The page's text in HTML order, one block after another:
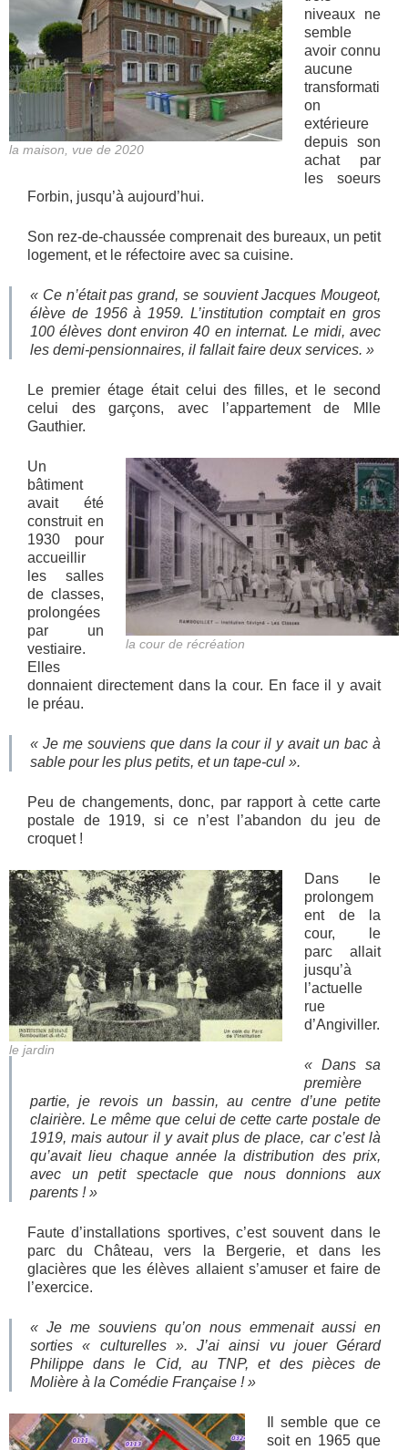
la maison, vue de 2020
niveaux ne
semble
avoir connu
aucune
transformati
on
extérieure
depuis son
achat par
les soeurs
Forbin, jusqu’à aujourd’hui.
Son rez-de-chaussée comprenait des bureaux, un petit
logement, et le réfectoire avec sa cuisine.
« Ce n’était pas grand, se souvient Jacques Mougeot,
élève de 1956 à 1959. L’institution comptait en gros
100 élèves dont environ 40 en internat. Le midi, avec
les demi-pensionnaires, il fallait faire deux services. »
Le premier étage était celui des filles, et le second
celui des garçons, avec l’appartement de Mlle
Gauthier.
la cour de récréation
Un
bâtiment
avait été
construit en
1930 pour
accueillir
les salles
de classes,
prolongées
par un
vestiaire.
Elles
donnaient directement dans la cour. En face il y avait
le préau.
« Je me souviens que dans la cour il y avait un bac à
sable pour les plus petits, et un tape-cul ».
Peu de changements, donc, par rapport à cette carte
postale de 1919, si ce n’est l’abandon du jeu de
croquet !
le jardin
Dans le
prolongem
ent de la
cour, le
parc allait
jusqu’à
l’actuelle
rue
d’Angiviller.
« Dans sa
première
partie, je revois un bassin, au centre d’une petite
clairière. Le même que celui de cette carte postale de
1919, mais autour il y avait plus de place, car c’est là
qu’avait lieu chaque année la distribution des prix,
avec un petit spectacle que nous donnions aux
parents ! »
Faute d’installations sportives, c’est souvent dans le
parc du Château, vers la Bergerie, et dans les
glacières que les élèves allaient s’amuser et faire de
l’exercice.
« Je me souviens qu’on nous emmenait aussi en
sorties « culturelles ». J’ai ainsi vu jouer Gérard
Philippe dans le Cid, au TNP, et des pièces de
Molière à la Comédie Française ! »
Il semble que ce
soit en 1965 que